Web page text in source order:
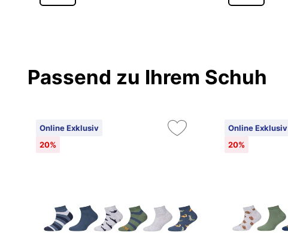
Passend zu Ihrem Schuh
Online Exklusiv
20%
Online Exklusiv
20%